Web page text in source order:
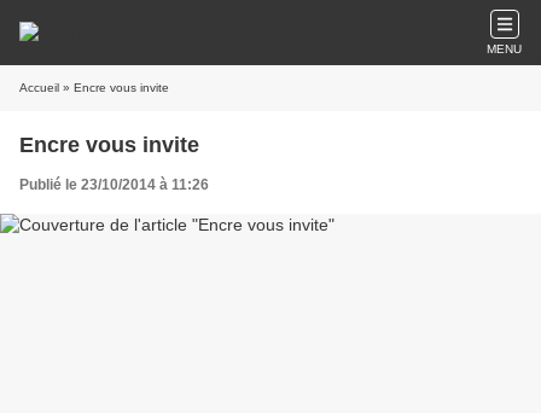
MENU
Accueil » Encre vous invite
Encre vous invite
Publié le 23/10/2014 à 11:26